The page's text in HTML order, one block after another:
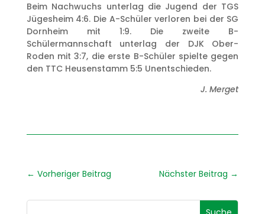
Beim Nachwuchs unterlag die Jugend der TGS
Jügesheim 4:6. Die A-Schüler verloren bei der SG
Dornheim mit 1:9. Die zweite B-
Schülermannschaft unterlag der DJK Ober-
Roden mit 3:7, die erste B-Schüler spielte gegen
den TTC Heusenstamm 5:5 Unentschieden.
J. Merget
← Vorheriger Beitrag Nächster Beitrag →